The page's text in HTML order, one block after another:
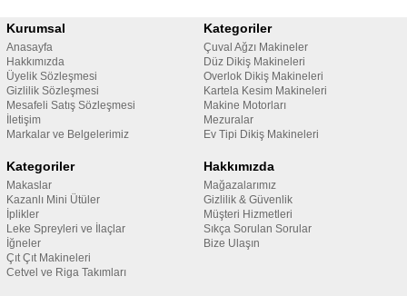
Kurumsal
Anasayfa
Hakkımızda
Üyelik Sözleşmesi
Gizlilik Sözleşmesi
Mesafeli Satış Sözleşmesi
İletişim
Markalar ve Belgelerimiz
Kategoriler
Çuval Ağzı Makineler
Düz Dikiş Makineleri
Overlok Dikiş Makineleri
Kartela Kesim Makineleri
Makine Motorları
Mezuralar
Ev Tipi Dikiş Makineleri
Kategoriler
Makaslar
Kazanlı Mini Ütüler
İplikler
Leke Spreyleri ve İlaçlar
İğneler
Çıt Çıt Makineleri
Cetvel ve Riga Takımları
Hakkımızda
Mağazalarımız
Gizlilik & Güvenlik
Müşteri Hizmetleri
Sıkça Sorulan Sorular
Bize Ulaşın